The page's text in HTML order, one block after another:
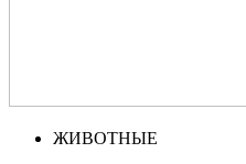
ЖИВОТНЫЕ